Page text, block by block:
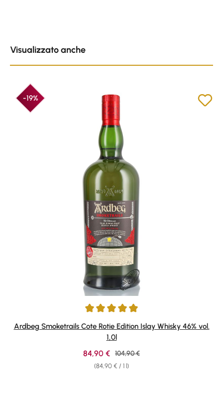
Visualizzato anche
-19%
Average rating of 5 out of 5 stars
Ardbeg Smoketrails Cote Rotie Edition Islay Whisky 46% vol.
1,0l
(84,90 € / 1 l)
Sale price:
84,90 € Regular price:
104,90 €